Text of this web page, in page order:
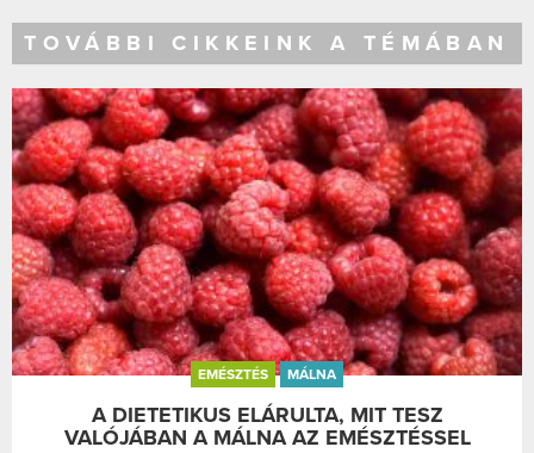
TOVÁBBI CIKKEINK A TÉMÁBAN
EMÉSZTÉS MÁLNA
A DIETETIKUS ELÁRULTA, MIT TESZ
VALÓJÁBAN A MÁLNA AZ EMÉSZTÉSSEL